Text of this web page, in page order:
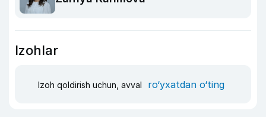
Izohlar
Izoh qoldirish uchun, avval ro‘yxatdan o‘ting